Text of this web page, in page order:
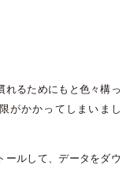
れるためにもと色々構っ
がかかってしまいまし
ールして、データをダウ